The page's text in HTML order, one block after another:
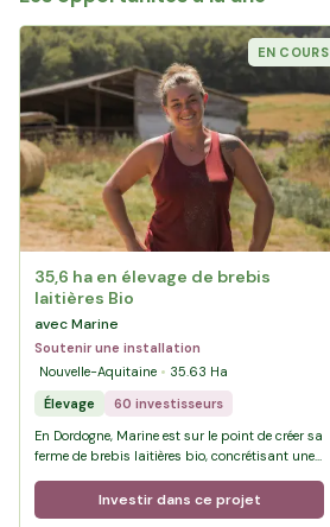
EN COURS
35,6 ha en élevage de brebis
laitières Bio
avec Marine
Soutenir une installation
Nouvelle-Aquitaine
35.63 Ha
Élevage
60 investisseurs
En Dordogne, Marine est sur le point de créer sa
ferme de brebis laitières bio, concrétisant une
depuis l’enfance.Investir dans ce projet